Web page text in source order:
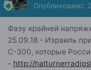
Опубликовано:
Фазу крайней
25.09.18 - Израиль
С-300, которые
- http://